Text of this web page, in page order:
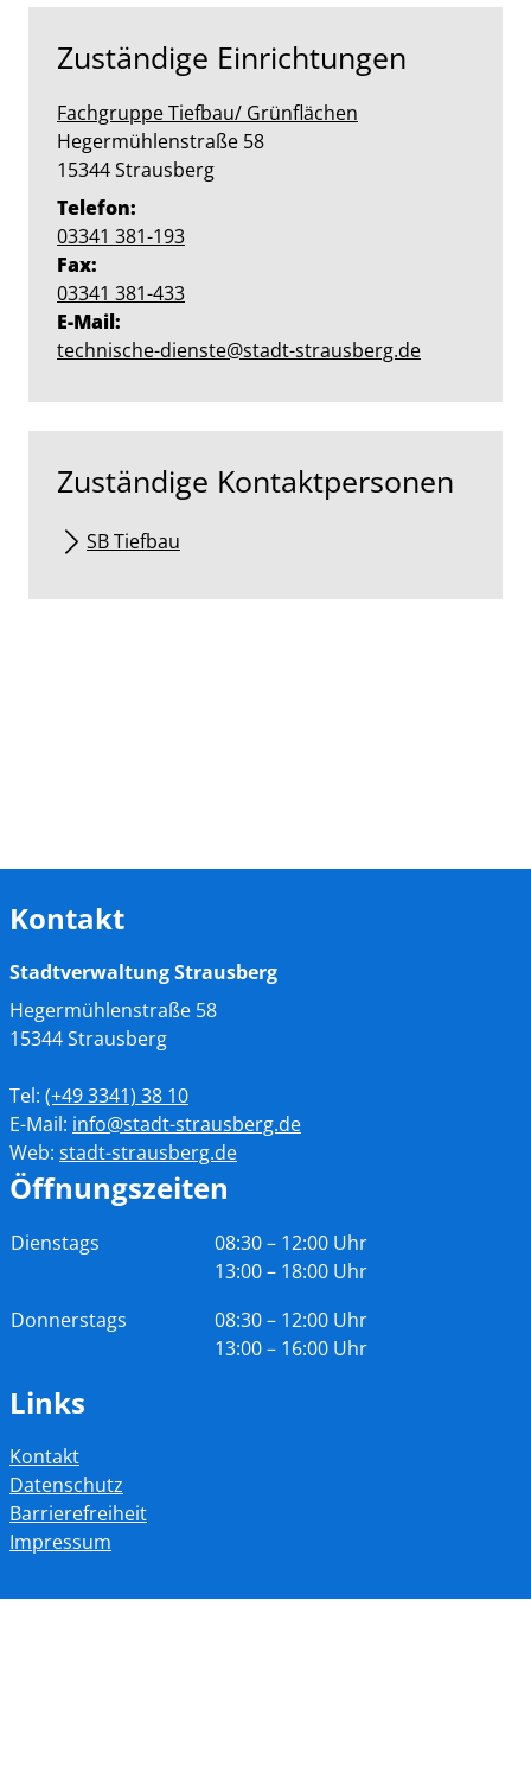
Zuständige Einrichtungen
Fachgruppe Tiefbau/ Grünflächen
Straße:
Hegermühlenstraße Hausnummer:
58
PLZ:
15344Ort:
Strausberg
Telefon:
03341 381-193
Fax:
03341 381-433
E-Mail:
technische-dienste@stadt-strausberg.de
Zuständige Kontaktpersonen
SB Tiefbau
Kontakt
Stadtverwaltung Strausberg
Hegermühlenstraße 58
15344 Strausberg
Tel: (+493341) 38 10
E-Mail: info@stadt-strausberg.de
Web: stadt-strausberg.de
Öffnungszeiten
TagZeiten
Dienstags
08:30 – 12:00 Uhr
13:00 – 18:00 Uhr
Donnerstags
08:30 – 12:00 Uhr
13:00 – 16:00 Uhr
Links
Kontakt
Datenschutz
Barrierefreiheit
Impressum